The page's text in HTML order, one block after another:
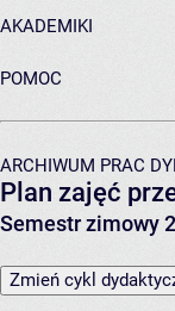
AKADEMIKI
POMOC
ARCHIWUM PRAC
Plan zajęć
Semestr zimowy
Zmień cykl